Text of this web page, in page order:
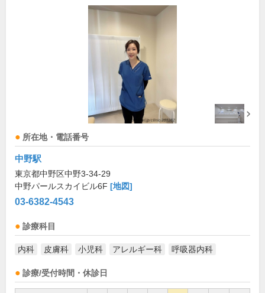
所在地・電話番号
中野駅
東京都中野区中野3-34-29
中野パールスカイビル6F [地図]
03-6382-4543
診療科目
内科 皮膚科 小児科 アレルギー科 呼吸器内科
診療/受付時間・休診日